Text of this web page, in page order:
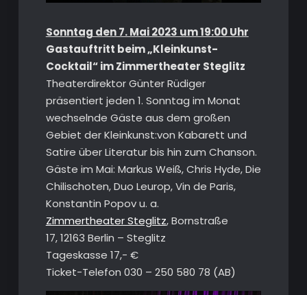
Sonntag den 7. Mai 2023 um 19:00 Uhr
Gastauftritt beim „Kleinkunst-
Cocktail“ im Zimmertheater Steglitz
Theaterdirektor Günter Rüdiger
präsentiert jeden 1. Sonntag im Monat
wechselnde Gäste aus dem großen
Gebiet der Kleinkunst:von Kabarett und
Satire über Literatur bis hin zum Chanson.
Gäste im Mai: Markus Weiß, Chris Hyde, Die
Chilischoten, Duo Leurop, Vin de Paris,
Konstantin Popov u. a.
Zimmertheater Steglitz, Bornstraße
17, 12163 Berlin – Steglitz
Tageskasse 17,- €
Ticket-Telefon 030 – 250 580 78 (AB)